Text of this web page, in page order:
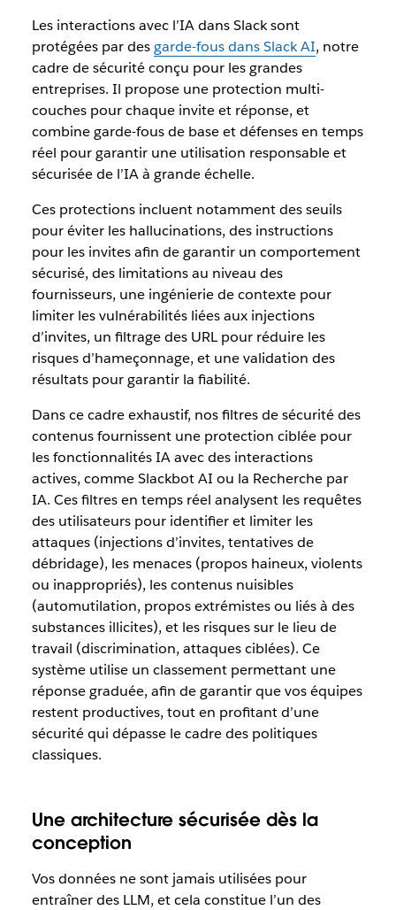
Les interactions avec l’IA dans Slack sont
protégées par desgarde-fous dans Slack AI, notre
cadre de sécurité conçu pour les grandes
entreprises. Il propose une protection multi-
couches pour chaque invite et réponse, et
combine garde-fous de base et défenses en temps
réel pour garantir une utilisation responsable et
sécurisée de l’IA à grande échelle.
Ces protections incluent notamment des seuils
pour éviter les hallucinations, des instructions
pour les invites afin de garantir un comportement
sécurisé, des limitations au niveau des
fournisseurs, une ingénierie de contexte pour
limiter les vulnérabilités liées aux injections
d’invites, un filtrage des URL pour réduire les
risques d’hameçonnage, et une validation des
résultats pour garantir la fiabilité.
Dans ce cadre exhaustif, nos filtres de sécurité des
contenus fournissent une protection ciblée pour
les fonctionnalités IA avec des interactions
actives, comme Slackbot AI ou la Recherche par
IA. Ces filtres en temps réel analysent les requêtes
des utilisateurs pour identifier et limiter les
attaques (injections d’invites, tentatives de
débridage), les menaces (propos haineux, violents
ou inappropriés), les contenus nuisibles
(automutilation, propos extrémistes ou liés à des
substances illicites), et les risques sur le lieu de
travail (discrimination, attaques ciblées). Ce
système utilise un classement permettant une
réponse graduée, afin de garantir que vos équipes
restent productives, tout en profitant d’une
sécurité qui dépasse le cadre des politiques
classiques.
Une architecture sécurisée dès la
conception
Vos données ne sont jamais utilisées pour
entraîner des LLM, et cela constitue l’un des